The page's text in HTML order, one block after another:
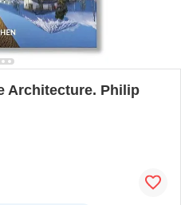
Architecture. Philip